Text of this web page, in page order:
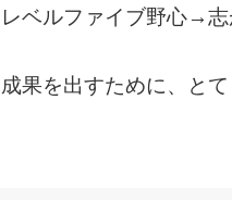
レベルファイブ野心→
成果を出すために、と